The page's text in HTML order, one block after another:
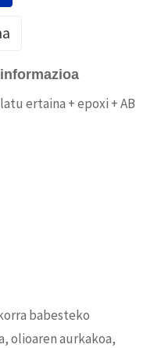
ertaina + epoxi + AB
babesteko
olioaren aurkakoa,